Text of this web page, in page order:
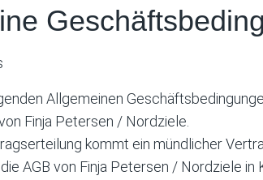
Allgemeinen
Finja Petersen / Nordziele.
kommt ein mündlicher
AGB von Finja Petersen / Nordziele in